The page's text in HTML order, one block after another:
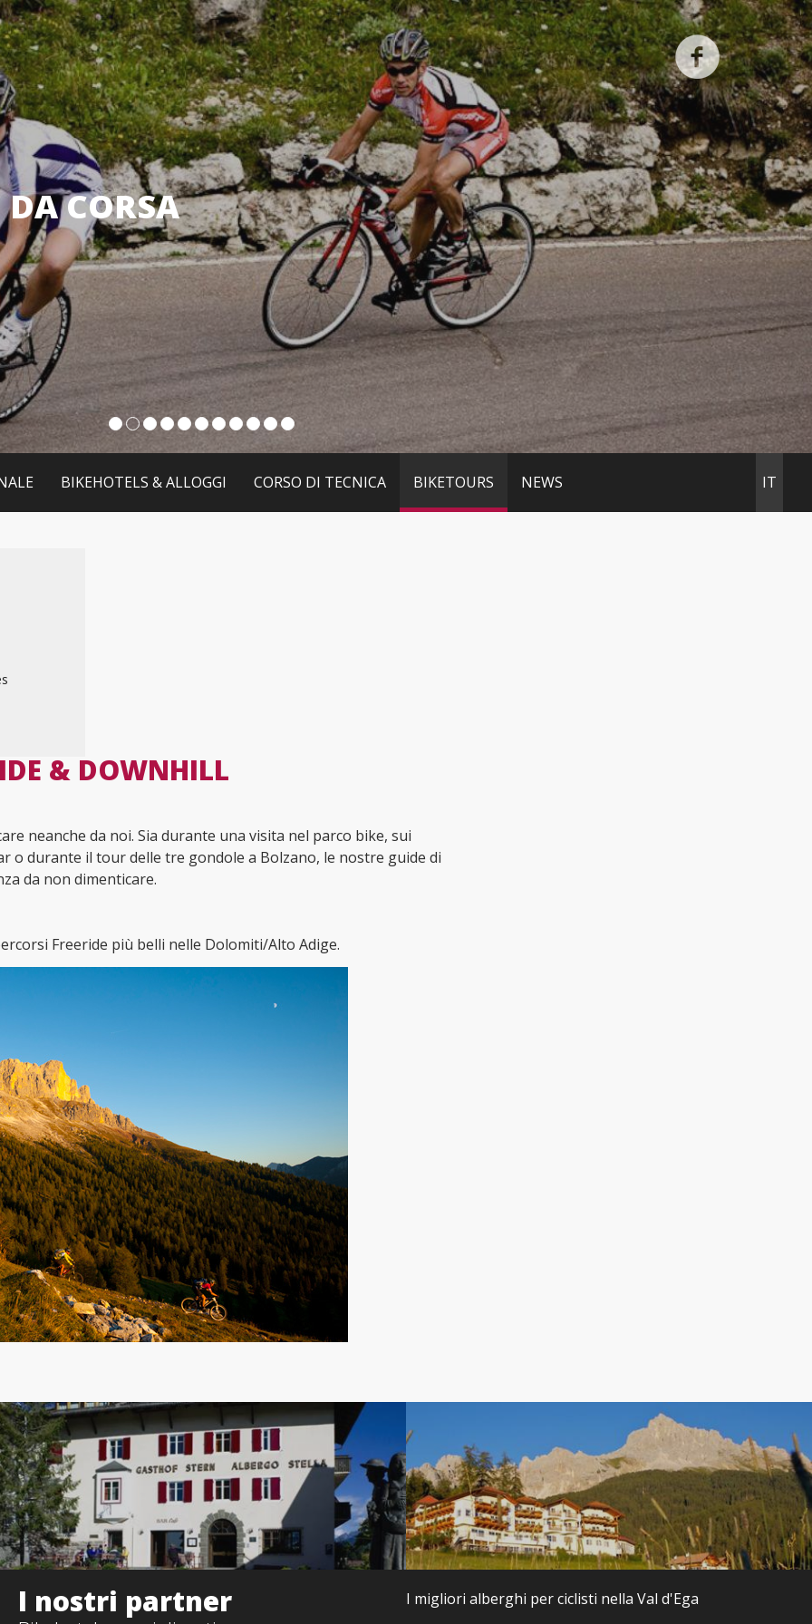
CORSA
IT
BIKEHOTELS & ALLOGGI CORSO DI TECNICA BIKETOURS NEWS
& DOWNHILL
neanche da noi. Sia durante una visita nel parco bike, sui
o durante il tour delle tre gondole a Bolzano, le nostre guide di
da non dimenticare.
Freeride più belli nelle Dolomiti/Alto Adige.
I nostri partner I migliori alberghi per ciclisti nella Val d'Ega